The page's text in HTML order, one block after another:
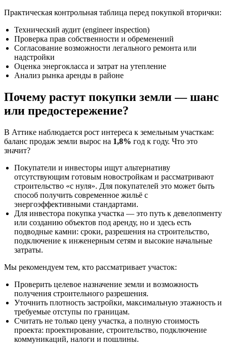
Практическая контрольная таблица перед покупкой вторички:
Технический аудит (engineer inspection)
Проверка прав собственности и обременений
Согласование возможности легального ремонта или
надстройки
Оценка энергокласса и затрат на утепление
Анализ рынка аренды в районе
Почему растут покупки земли — шанс
или предостережение?
В Аттике наблюдается рост интереса к земельным участкам:
баланс продаж земли вырос на 1,8% год к году. Что это
значит?
Покупатели и инвесторы ищут альтернативу
отсутствующим готовым новостройкам и рассматривают
строительство «с нуля». Для покупателей это может быть
способ получить современное жильё с
энергоэффективными стандартами.
Для инвестора покупка участка — это путь к девелопменту
или созданию объектов под аренду, но и здесь есть
подводные камни: сроки, разрешения на строительство,
подключение к инженерным сетям и высокие начальные
затраты.
Мы рекомендуем тем, кто рассматривает участок:
Проверить целевое назначение земли и возможность
получения строительного разрешения.
Уточнить плотность застройки, максимальную этажность и
требуемые отступы по границам.
Считать не только цену участка, а полную стоимость
проекта: проектирование, строительство, подключение
коммуникаций, налоги и пошлины.